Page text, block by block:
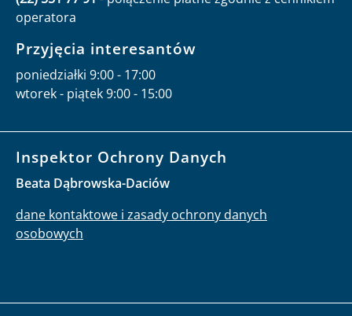
operatora
Przyjęcia interesantów
poniedziałki 9:00 - 17:00
wtorek - piątek 9:00 - 15:00
Inspektor Ochrony Danych
Beata Dąbrowska-Daciów
dane kontaktowe i zasady ochrony danych
osobowych